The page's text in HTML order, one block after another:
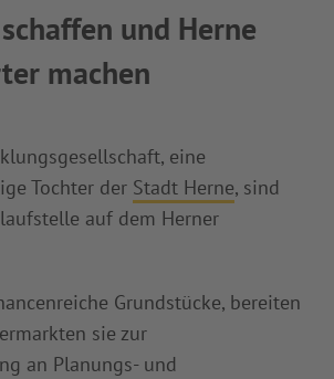
und Herne
machen
eine
Tochter der Stadt Herne, sind
auf dem Herner
Grundstücke, bereiten
sie zur
an Planungs- und